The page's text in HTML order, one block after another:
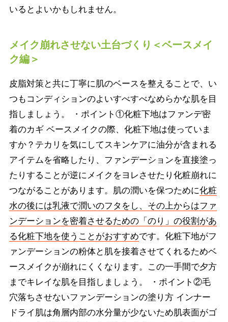
いるとよいかもしれません。
メイク崩れさせない土台づくり＜ベースメイ
ク編＞
皮脂対策と共に丁寧に肌のベースを整えることで、い
つもコンディションのよいすべすべなめらかな肌を目
指しましょう。 ・ポイント①化粧下地はファンデ密
着のカギ ベースメイクの際、化粧下地は使っていま
すか？テカリを気にしてスキンケアに油分が含まれる
アイテムを省略したり、ファンデーションを直接塗っ
たりすることが逆にメイクをヨレさせたり化粧崩れに
つながることがあります。肌の潤いを保つために化粧
水の後には乳液で潤いのフタをし、その上からはファ
ンデーションを密着させるための「のり」の役割があ
る化粧下地を使うことがおすすめです。化粧下地がフ
ァンデーションの粉体と肌を接着させてくれるためベ
ースメイクが崩れにくくなります。この一手間で夕方
までキレイな肌を目指しましょう。 ・ポイント②毛
穴落ちさせないファンデーションの塗り方 インナー
ドライ肌は角層内部の水分量が少ないため肌表面がゴ